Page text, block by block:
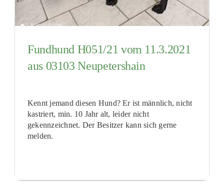
Fundhund H051/21 vom 11.3.2021
aus 03103 Neupetershain
Kennt jemand diesen Hund? Er ist männlich, nicht
kastriert, min. 10 Jahr alt, leider nicht
gekennzeichnet. Der Besitzer kann sich gerne
melden.